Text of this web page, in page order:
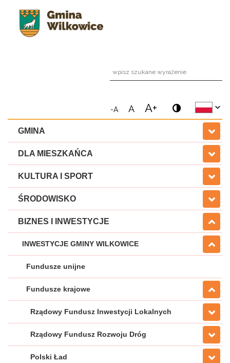
-A A A+
GMINA
DLA MIESZKAŃCA
KULTURA I SPORT
ŚRODOWISKO
BIZNES I INWESTYCJE
INWESTYCJE GMINY WILKOWICE
Fundusze unijne
Fundusze krajowe
Rządowy Fundusz Inwestycji Lokalnych
Rządowy Fundusz Rozwoju Dróg
Polski Ład